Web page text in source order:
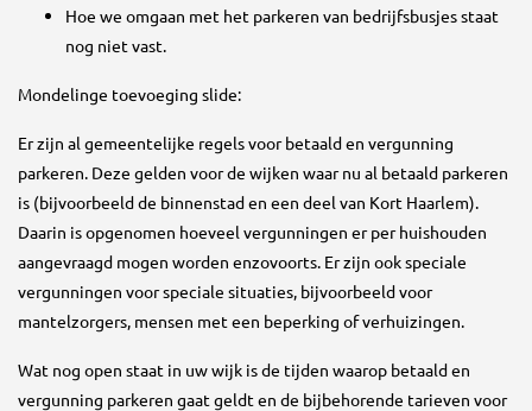
Hoe we omgaan met het parkeren van bedrijfsbusjes staat
nog niet vast.
Mondelinge toevoeging slide:
Er zijn al gemeentelijke regels voor betaald en vergunning
parkeren. Deze gelden voor de wijken waar nu al betaald parkeren
is (bijvoorbeeld de binnenstad en een deel van Kort Haarlem).
Daarin is opgenomen hoeveel vergunningen er per huishouden
aangevraagd mogen worden enzovoorts. Er zijn ook speciale
vergunningen voor speciale situaties, bijvoorbeeld voor
mantelzorgers, mensen met een beperking of verhuizingen.
Wat nog open staat in uw wijk is de tijden waarop betaald en
vergunning parkeren gaat geldt en de bijbehorende tarieven voor